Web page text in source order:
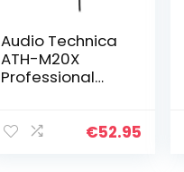
Audio Technica
ATH-M20X
Professional
Black
€52.95